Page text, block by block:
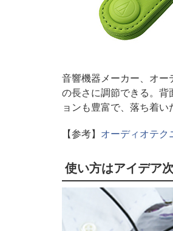
音響機器メーカー、オ
の長さに調節できる。
ョンも豊富で、落ち着い
【参考】 オーディオテク
使い方はアイデア